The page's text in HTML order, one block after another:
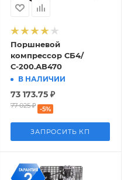
Поршневой
компрессор СБ4/
С-200.АВ470
В НАЛИЧИИ
73 173.75 ₽
77 025₽ -5%
ЗАПРОСИТЬ КП